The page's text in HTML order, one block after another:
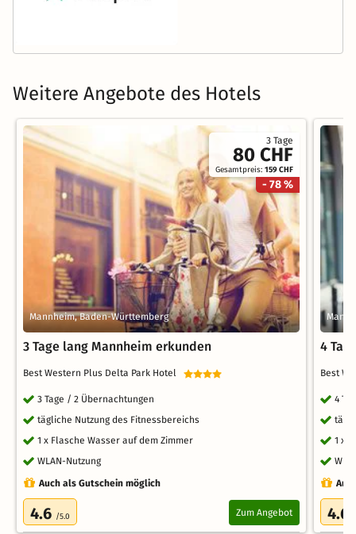
Weitere Angebote des Hotels
3 Tage
80 CHF
Gesamtpreis:159 CHF
- 78 %
Mannheim, Baden-Württemberg
3 Tage lang Mannheim erkunden
Best Western Plus Delta Park Hotel
3 Tage / 2 Übernachtungen
tägliche Nutzung des Fitnessbereichs
1 x Flasche Wasser auf dem Zimmer
WLAN-Nutzung
Auch als Gutschein möglich
4.6 /5.0 Zum Angebot
4
Best
4
1 x
4.6